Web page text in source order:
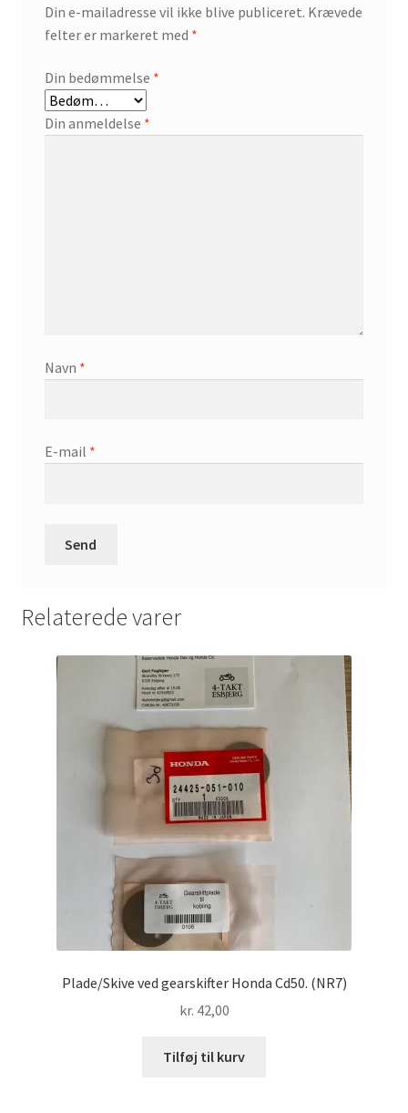
Din e-mailadresse vil ikke blive publiceret. Krævede
felter er markeret med *
Din bedømmelse *
Din anmeldelse *
Navn *
E-mail *
Relaterede varer
Plade/Skive ved gearskifter Honda Cd50. (NR7)
kr. 42,00
Tilføj til kurv